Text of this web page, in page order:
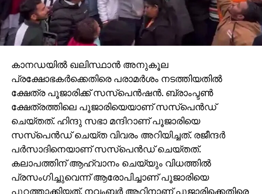
കാനഡയില്‍ ഖലിസ്ഥാന്‍ അനുകൂല
പ്രക്ഷോഭകര്‍ക്കെതിരെ പരാമര്‍ശം നടത്തിയതില്‍
ക്ഷേത്ര പൂജാരിക്ക് സസ്‌പെന്‍ഷന്‍. ബ്രാംപ്ടണ്‍
ക്ഷേത്രത്തിലെ പൂജാരിയെയാണ് സസ്‌പെന്‍ഡ്
ചെയ്തത്. ഹിന്ദു സഭാ മന്ദിറാണ് പൂജാരിയെ
സസ്‌പെന്‍ഡ് ചെയ്ത വിവരം അറിയിച്ചത്. രജീന്ദര്‍
പര്‍സാദിനെയാണ് സസ്‌പെന്‍ഡ് ചെയ്തത്.
കലാപത്തിന് ആഹ്വാനം ചെയ്യും വിധത്തില്‍
പ്രസംഗിച്ചുവെന്ന് ആരോപിച്ചാണ് പൂജാരിയെ
പുറത്താക്കിയത്. നവംബര്‍ ആറിനാണ് പൂജാരിക്കെതിരെ